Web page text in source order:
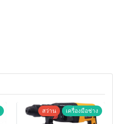
สว่าน เครื่องมือช่าง